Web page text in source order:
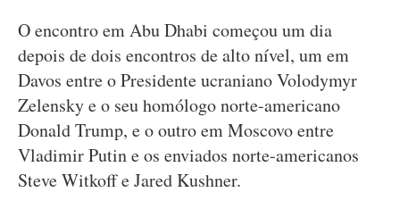
O encontro em Abu Dhabi começou um dia
depois de dois encontros de alto nível, um em
Davos entre o Presidente ucraniano Volodymyr
Zelensky e o seu homólogo norte-americano
Donald Trump, e o outro em Moscovo entre
Vladimir Putin e os enviados norte-americanos
Steve Witkoff e Jared Kushner.